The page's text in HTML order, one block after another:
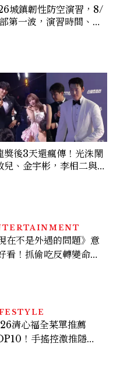
城鎮韌性防空演習，8/
第一波，演習時間、可
獎後3天還瘋傳！光洙鬧
兒、金宇彬，李相二與金
可能錯過的漏網鏡頭
在不是外遇的問題》意
看！抓偷吃反轉變命
懶人包
清心福全菜單推薦
！手搖控激推隱藏